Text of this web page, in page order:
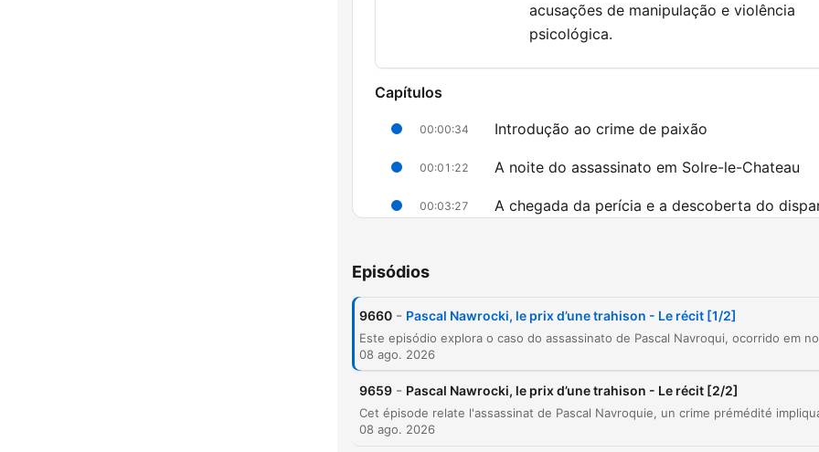
acusações de manipulação e violência
psicológica.
Capítulos
00:00:34 Introdução ao crime de paixão
00:01:22 A noite do assassinato em Solre-le-Chateau
00:03:27 A chegada da perícia e a descoberta do
ciúmes
00:10:14 O interrogatório de Thomas e o álibi televisivo
00:13:24
O depoimento de Laura e as acusações de
manipulação
Clique num capítulo para ir diretamente ao momento no episódio.
Episódios
9660 - Pascal Nawrocki, le prix d’une trahison - Le récit [1/2]
08 ago. 2026
9659 - Pascal Nawrocki, le prix d’une trahison - Le récit [2/2]
08 ago. 2026